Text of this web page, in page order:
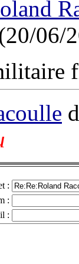
06/
:
:
: